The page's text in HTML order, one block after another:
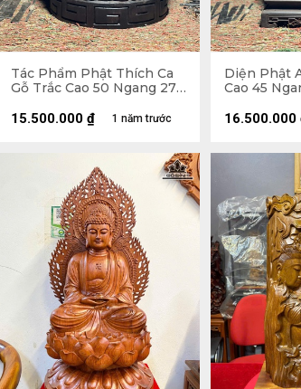
Tác Phẩm Phật Thích Ca
Gỗ Trắc Cao 50 Ngang 27
1 năm trước
15.500.000 ₫
Diện Phật
Cao 45
16.500.000